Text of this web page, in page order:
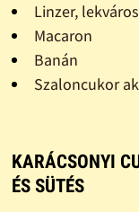
Linzer, lekváros
Macaron
Banán
Szaloncukor
KARÁCSONYI
ÉS SÜTÉS